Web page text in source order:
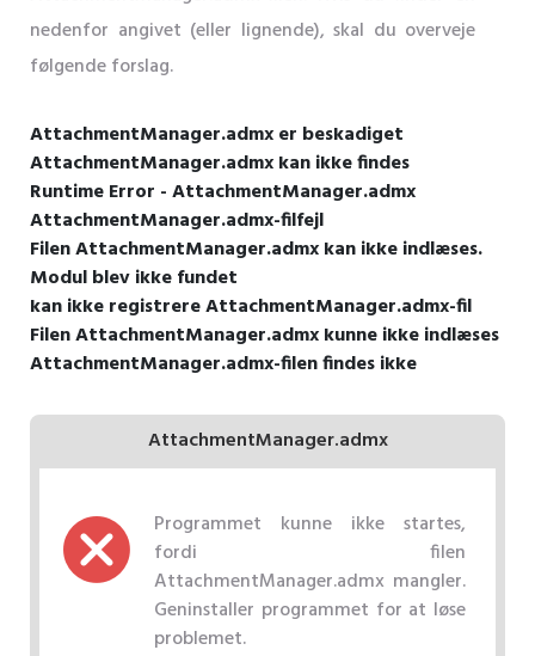
nedenfor angivet (eller lignende), skal du overveje
følgende forslag.
AttachmentManager.admx er beskadiget
AttachmentManager.admx kan ikke findes
Runtime Error - AttachmentManager.admx
AttachmentManager.admx-filfejl
Filen AttachmentManager.admx kan ikke indlæses.
Modul blev ikke fundet
kan ikke registrere AttachmentManager.admx-fil
Filen AttachmentManager.admx kunne ikke indlæses
AttachmentManager.admx-filen findes ikke
AttachmentManager.admx
Programmet kunne ikke startes,
fordi filen
AttachmentManager.admx mangler.
Geninstaller programmet for at løse
problemet.